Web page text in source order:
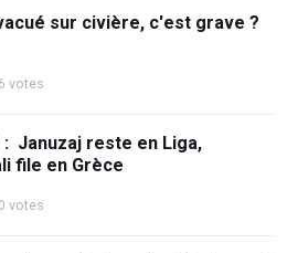
sur civière, c'est grave ?
votes
: Januzaj reste en Liga,
file en Grèce
votes